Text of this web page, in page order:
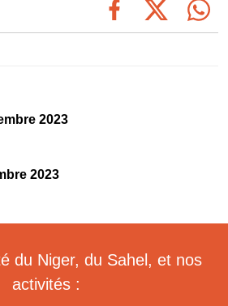
2023
2023
du Niger, du Sahel, et nos
activités :